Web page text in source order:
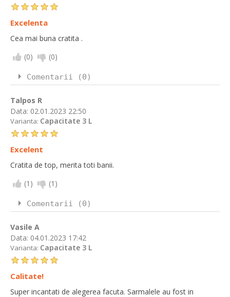
Excelenta
Cea mai buna cratita .
(0) (0)
Comentarii (0)
Talpos R
Data: 02.01.2023 22:50
Varianta: Capacitate 3 L
Excelent
Cratita de top, merita toti banii.
(1 ) (1 )
Comentarii (0)
Vasile A
Data: 04.01.2023 17:42
Varianta: Capacitate 3 L
Calitate!
Super incantati de alegerea facuta. Sarmalele au fost in